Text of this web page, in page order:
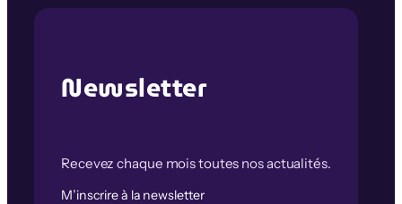
Newsletter
Recevez chaque mois toutes nos actualités.
M’inscrire à la newsletter